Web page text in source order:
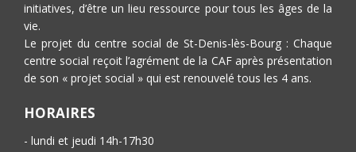
initiatives, d’être un lieu ressource pour tous les âges de la
vie.
Le projet du centre social de St-Denis-lès-Bourg : Chaque
centre social reçoit l’agrément de la CAF après présentation
de son « projet social » qui est renouvelé tous les 4 ans.
HORAIRES
- lundi et jeudi 14h-17h30